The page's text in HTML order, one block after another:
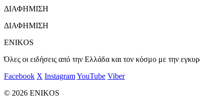
ΔΙΑΦΗΜΙΣΗ
ΔΙΑΦΗΜΙΣΗ
ENIKOS
Όλες οι ειδήσεις από την Ελλάδα και τον κόσμο με την
Facebook X InstagramYouTube Viber
© 2026 ENIKOS